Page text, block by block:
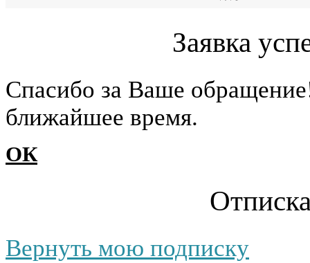
Заявка
Cпасибо за Ваше
ближайшее время.
ОК
Вернуть мою подписку